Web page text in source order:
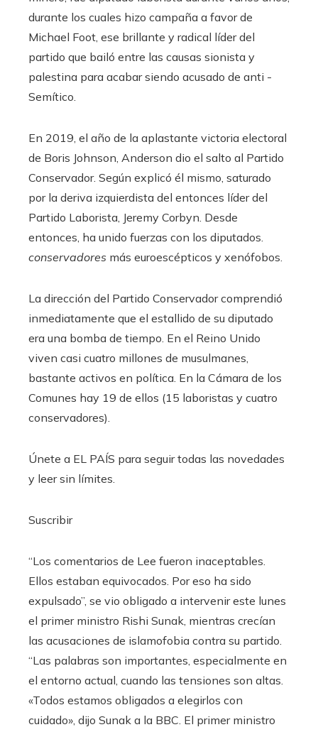
durante los cuales hizo campaña a favor de
Michael Foot, ese brillante y radical líder del
partido que bailó entre las causas sionista y
palestina para acabar siendo acusado de anti -
Semítico.
En 2019, el año de la aplastante victoria electoral
de Boris Johnson, Anderson dio el salto al Partido
Conservador. Según explicó él mismo, saturado
por la deriva izquierdista del entonces líder del
Partido Laborista, Jeremy Corbyn. Desde
entonces, ha unido fuerzas con los diputados.
conservadores más euroescépticos y xenófobos.
La dirección del Partido Conservador comprendió
inmediatamente que el estallido de su diputado
era una bomba de tiempo. En el Reino Unido
viven casi cuatro millones de musulmanes,
bastante activos en política. En la Cámara de los
Comunes hay 19 de ellos (15 laboristas y cuatro
conservadores).
Únete a EL PAÍS para seguir todas las novedades
y leer sin límites.
Suscribir
“Los comentarios de Lee fueron inaceptables.
Ellos estaban equivocados. Por eso ha sido
expulsado”, se vio obligado a intervenir este lunes
el primer ministro Rishi Sunak, mientras crecían
las acusaciones de islamofobia contra su partido.
“Las palabras son importantes, especialmente en
el entorno actual, cuando las tensiones son altas.
«Todos estamos obligados a elegirlos con
cuidado», dijo Sunak a la BBC. El primer ministro